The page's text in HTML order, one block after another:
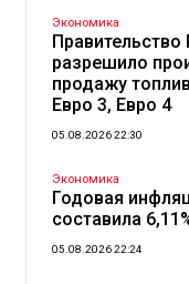
Экономика
разрешило
продажу
Евро 3, Евро 4
05.08.2026 22:30
Экономика
Годовая
составила
05.08.2026 22:24